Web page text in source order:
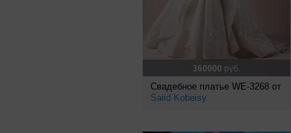
360000 руб.
Свадебное платье WE-3268 от
Saiid Kobeisy